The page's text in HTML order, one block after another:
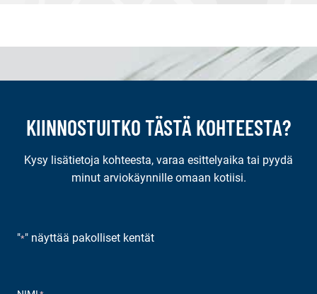
KIINNOSTUITKO TÄSTÄ KOHTEESTA?
Kysy lisätietoja kohteesta, varaa esittelyaika tai pyydä
minut arviokäynnille omaan kotiisi.
"*" näyttää pakolliset kentät